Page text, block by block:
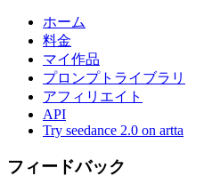
ホーム
料金
マイ作品
プロンプトライブラリ
アフィリエイト
API
Try seedance 2.0 on artta
フィードバック